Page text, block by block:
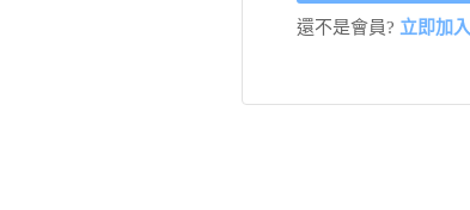
還不是會員? 立即加入